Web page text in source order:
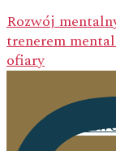
Rozwój
trenerem
ofiary